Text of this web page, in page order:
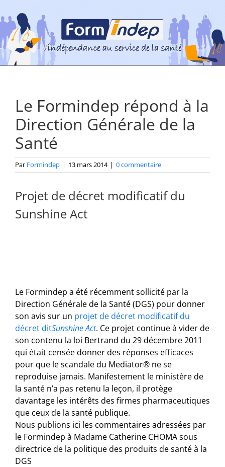
au
contenu
Le Formindep répond à la
Direction Générale de la
Santé
Par Formindep | 13 mars 2014 | 0 commentaire
Projet de décret modificatif du
Sunshine Act
Le Formindep a été récemment sollicité par la
Direction Générale de la Santé (DGS) pour donner
son avis sur un projet de décret modificatif du
décret ditSunshine Act. Ce projet continue à vider de
son contenu la loi Bertrand du 29 décembre 2011
qui était censée donner des réponses efficaces
pour que le scandale du Mediator® ne se
reproduise jamais. Manifestement le ministère de
la santé n’a pas retenu la leçon, il protège
davantage les intérêts des firmes pharmaceutiques
que ceux de la santé publique.
Nous publions ici les commentaires adressées par
le Formindep à Madame Catherine CHOMA sous
directrice de la politique des produits de santé à la
DGS